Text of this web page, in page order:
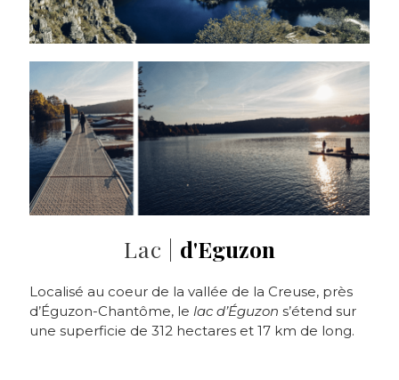
Lac | d'Eguzon
Localisé au coeur de la vallée de la Creuse, près
d’Éguzon-Chantôme, lelac d’Éguzon s’étend sur
une superficie de 312 hectares et 17 km de long.